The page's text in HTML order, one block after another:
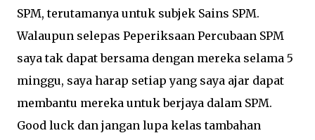
SPM, terutamanya untuk subjek Sains SPM.
Walaupun selepas Peperiksaan Percubaan SPM
saya tak dapat bersama dengan mereka selama 5
minggu, saya harap setiap yang saya ajar dapat
membantu mereka untuk berjaya dalam SPM.
Good luck dan jangan lupa kelas tambahan